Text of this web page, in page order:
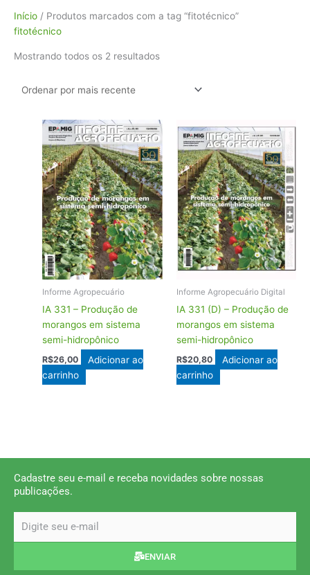
Início / Produtos marcados com a tag “fitotécnico”
fitotécnico
Mostrando todos os 2 resultados
Classificado
recente
Informe Agropecuário
IA 331 – Produção de
morangos em sistema
semi-hidropônico
R$26,00
Adicionar ao
carrinho
Informe Agropecuário Digital
IA 331 (D) – Produção de
morangos em sistema
semi-hidropônico
R$20,80
Adicionar ao
carrinho
Cadastre seu e-mail e receba novidades sobre nossas
publicações.
ENVIAR